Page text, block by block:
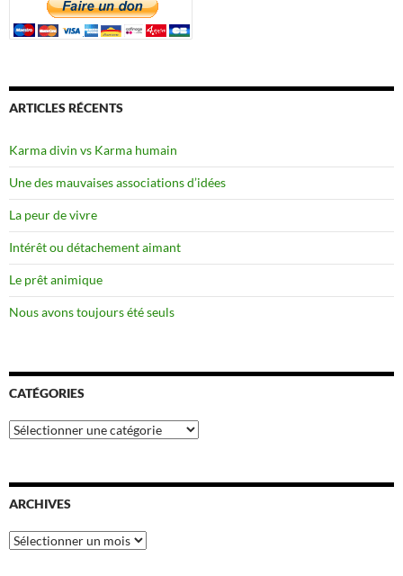
ARTICLES RÉCENTS
Karma divin vs Karma humain
Une des mauvaises associations d’idées
La peur de vivre
Intérêt ou détachement aimant
Le prêt animique
Nous avons toujours été seuls
CATÉGORIES
Catégories
ARCHIVES
Archives